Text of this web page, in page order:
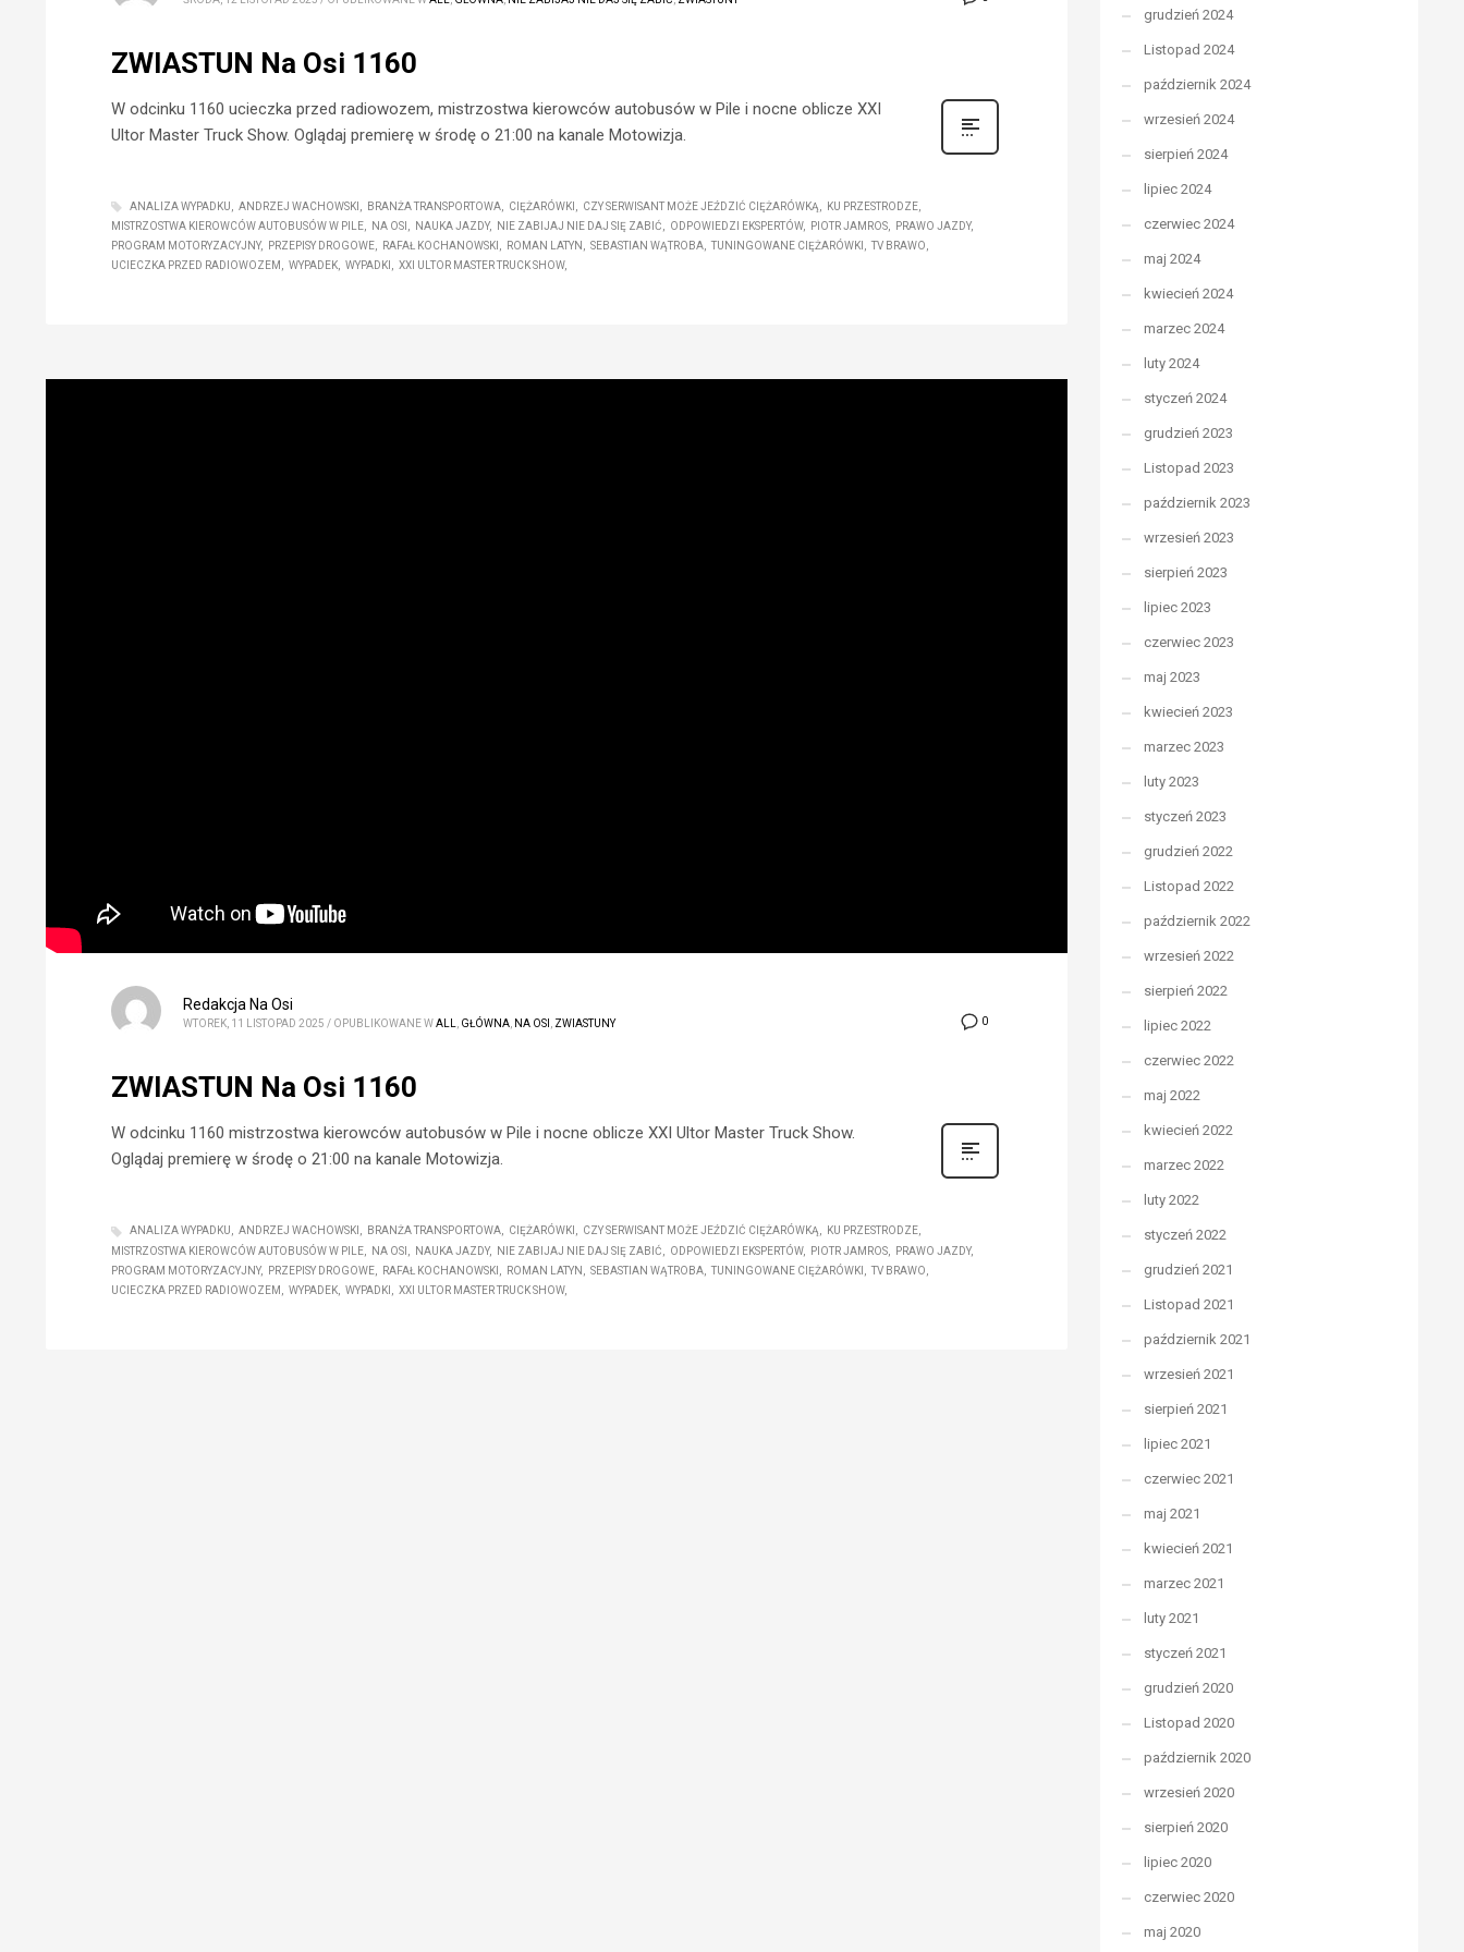
ZWIASTUN Na Osi 1160
W odcinku 1160 ucieczka przed radiowozem, mistrzostwa kierowców autobusów w Pile i nocne oblicze XXI
Ultor Master Truck Show. Oglądaj premierę w środę o 21:00 na kanale Motowizja.
ANALIZA WYPADKU ANDRZEJ WACHOWSKI BRANŻA TRANSPORTOWA CIĘŻARÓWKI CZY SERWISANT MOŻE JEŹDZIĆ CIĘŻARÓWKĄ
KU PRZESTRODZE
MISTRZOSTWA KIEROWCÓW AUTOBUSÓW W PILE
NA OSI NAUKA JAZDY NIE ZABIJAJ NIE DAJ SIĘ ZABIĆ ODPOWIEDZI EKSPERTÓW PIOTR JAMROS
PRAWO JAZDY
PROGRAM MOTORYZACYJNY
PRZEPISY DROGOWE RAFAŁ KOCHANOWSKI ROMAN LATYN SEBASTIAN WĄTROBA TUNINGOWANE CIĘŻARÓWKI
TV BRAWO
UCIECZKA PRZED RADIOWOZEM
WYPADEK WYPADKI XXI ULTOR MASTER TRUCK SHOW
0
Redakcja Na Osi
WTOREK, 11 LISTOPAD 2025 / OPUBLIKOWANE WALL, GŁÓWNA, NA OSI , ZWIASTUNY
ZWIASTUN Na Osi 1160
W odcinku 1160 mistrzostwa kierowców autobusów w Pile i nocne oblicze XXI Ultor Master Truck Show.
Oglądaj premierę w środę o 21:00 na kanale Motowizja.
ANALIZA WYPADKU ANDRZEJ WACHOWSKI BRANŻA TRANSPORTOWA CIĘŻARÓWKI CZY SERWISANT MOŻE JEŹDZIĆ CIĘŻARÓWKĄ
KU PRZESTRODZE
MISTRZOSTWA KIEROWCÓW AUTOBUSÓW W PILE
NA OSI NAUKA JAZDY NIE ZABIJAJ NIE DAJ SIĘ ZABIĆ ODPOWIEDZI EKSPERTÓW PIOTR JAMROS
PRAWO JAZDY
PROGRAM MOTORYZACYJNY
PRZEPISY DROGOWE RAFAŁ KOCHANOWSKI ROMAN LATYN SEBASTIAN WĄTROBA TUNINGOWANE CIĘŻARÓWKI
TV BRAWO
UCIECZKA PRZED RADIOWOZEM
WYPADEK WYPADKI XXI ULTOR MASTER TRUCK SHOW
grudzień 2024
Listopad 2024
październik 2024
wrzesień 2024
sierpień 2024
lipiec 2024
czerwiec 2024
maj 2024
kwiecień 2024
marzec 2024
luty 2024
styczeń 2024
grudzień 2023
Listopad 2023
październik 2023
wrzesień 2023
sierpień 2023
lipiec 2023
czerwiec 2023
maj 2023
kwiecień 2023
marzec 2023
luty 2023
styczeń 2023
grudzień 2022
Listopad 2022
październik 2022
wrzesień 2022
sierpień 2022
lipiec 2022
czerwiec 2022
maj 2022
kwiecień 2022
marzec 2022
luty 2022
styczeń 2022
grudzień 2021
Listopad 2021
październik 2021
wrzesień 2021
sierpień 2021
lipiec 2021
czerwiec 2021
maj 2021
kwiecień 2021
marzec 2021
luty 2021
styczeń 2021
grudzień 2020
Listopad 2020
październik 2020
wrzesień 2020
sierpień 2020
lipiec 2020
czerwiec 2020
maj 2020